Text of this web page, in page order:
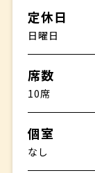
定休日
日曜日
席数
10席
個室
なし